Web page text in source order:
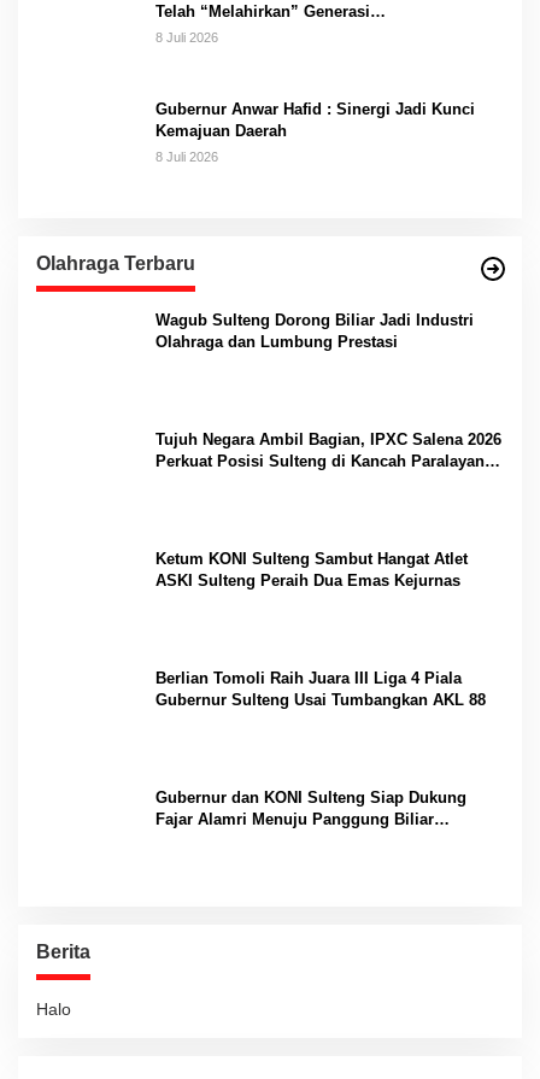
Telah “Melahirkan” Generasi…
8 Juli 2026
Gubernur Anwar Hafid : Sinergi Jadi Kunci
Kemajuan Daerah
8 Juli 2026
Olahraga Terbaru
Wagub Sulteng Dorong Biliar Jadi Industri
Olahraga dan Lumbung Prestasi
Tujuh Negara Ambil Bagian, IPXC Salena 2026
Perkuat Posisi Sulteng di Kancah Paralayang
Ketum KONI Sulteng Sambut Hangat Atlet
ASKI Sulteng Peraih Dua Emas Kejurnas
Berlian Tomoli Raih Juara III Liga 4 Piala
Gubernur Sulteng Usai Tumbangkan AKL 88
Gubernur dan KONI Sulteng Siap Dukung
Fajar Alamri Menuju Panggung Biliar
Berita
Halo